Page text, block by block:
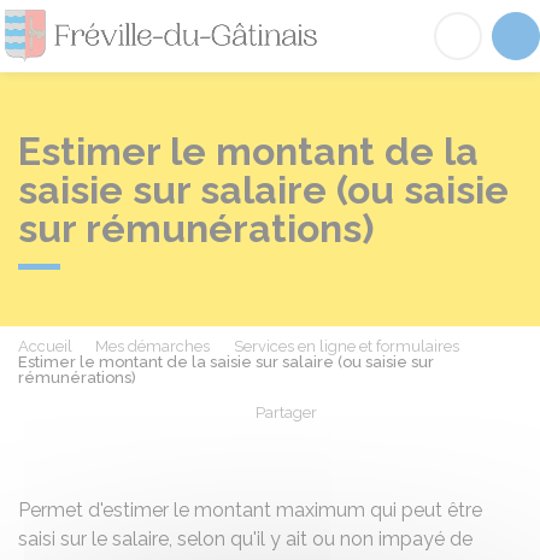
Fréville-du-
Estimer le montant de la
saisie sur salaire (ou saisie
sur rémunérations)
Accueil Mes démarches
Services en ligne et formulaires
Estimer le montant de la saisie sur salaire (ou saisie sur
rémunérations)
Partager
Permet d'estimer le montant maximum qui peut être
saisi sur le salaire, selon qu'il y ait ou non impayé de